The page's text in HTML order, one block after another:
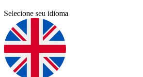
Selecione seu idioma